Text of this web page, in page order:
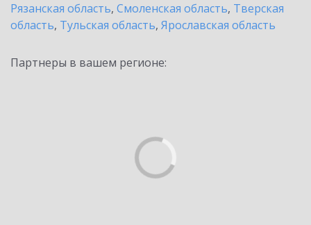
Рязанская область, Смоленская область, Тверская
область, Тульская область, Ярославская область
Партнеры в вашем регионе: